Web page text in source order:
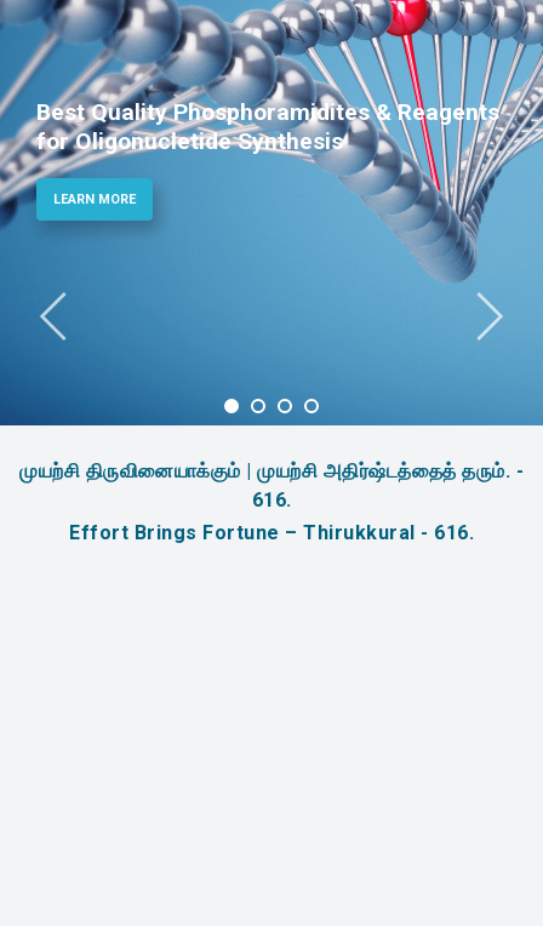
Best Quality Phosphoramidites & Reagents
for Oligonucletide Synthesis
LEARN MORE
முயற்சி திருவினையாக்கும் | முயற்சி அதிர்ஷ்டத்தைத் தரும். -
616.
Effort Brings Fortune – Thirukkural - 616.